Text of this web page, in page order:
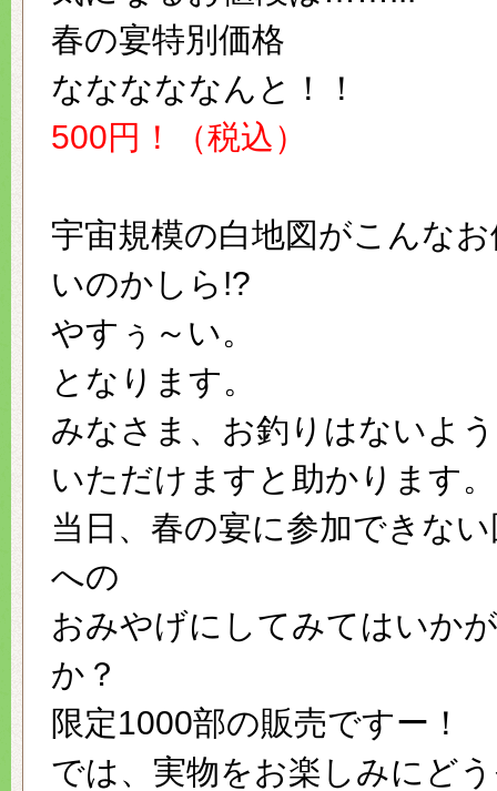
春の宴特別価格
なななななんと！！
500円！（税込）
宇宙規模の白地図がこんな
いのかしら!?
やすぅ～い。
となります。
みなさま、お釣りはないよ
いただけますと助かります。
当日、春の宴に参加できな
への
おみやげにしてみてはいか
か？
限定1000部の販売ですー！
では、実物をお楽しみにど